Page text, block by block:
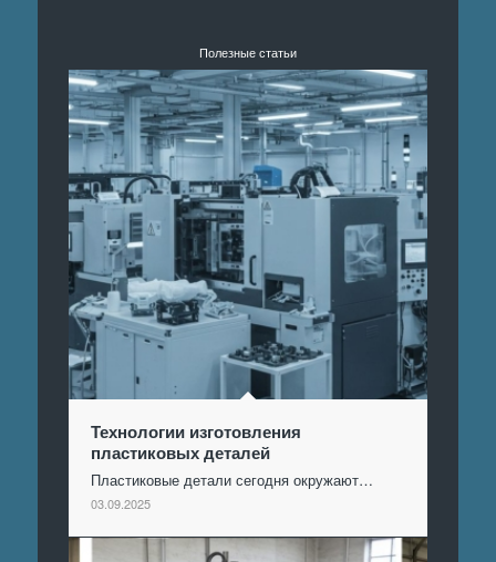
Полезные статьи
Технологии изготовления
пластиковых деталей
Пластиковые детали сегодня окружают…
03.09.2025